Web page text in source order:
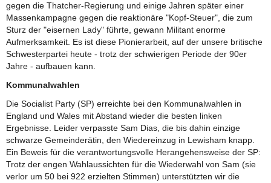
gegen die Thatcher-Regierung und einige Jahren später einer
Massenkampagne gegen die reaktionäre "Kopf-Steuer", die zum
Sturz der "eisernen Lady" führte, gewann Militant enorme
Aufmerksamkeit. Es ist diese Pionierarbeit, auf der unsere britische
Schwesterpartei heute - trotz der schwierigen Periode der 90er
Jahre - aufbauen kann.
Kommunalwahlen
Die Socialist Party (SP) erreichte bei den Kommunalwahlen in
England und Wales mit Abstand wieder die besten linken
Ergebnisse. Leider verpasste Sam Dias, die bis dahin einzige
schwarze Gemeinderätin, den Wiedereinzug in Lewisham knapp.
Ein Beweis für die verantwortungsvolle Herangehensweise der SP:
Trotz der engen Wahlaussichten für die Wiederwahl von Sam (sie
verlor um 50 bei 922 erzielten Stimmen) unterstützten wir die